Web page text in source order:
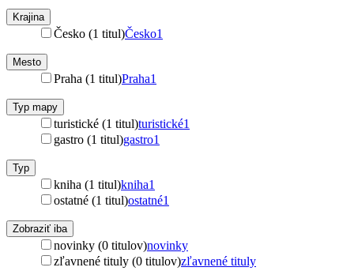
Krajina
Česko (1 titul)Česko1
Mesto
Praha (1 titul)Praha1
Typ mapy
turistické (1 titul)turistické1
gastro (1 titul)gastro1
Typ
kniha (1 titul)kniha1
ostatné (1 titul)ostatné1
Zobraziť iba
novinky (0 titulov)novinky
zľavnené tituly (0 titulov)zľavnené tituly